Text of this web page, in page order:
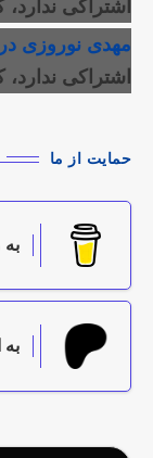
اشتراکی ندارد،
مهدی نوروزی در
اشتراکی ندارد،
حمایت از ما
به
به